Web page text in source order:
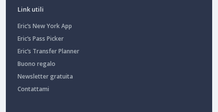
Link utili
Eric’s New York App
Eric’s Pass Picker
Eric’s Transfer Planner
Buono regalo
Newsletter gratuita
Contattami